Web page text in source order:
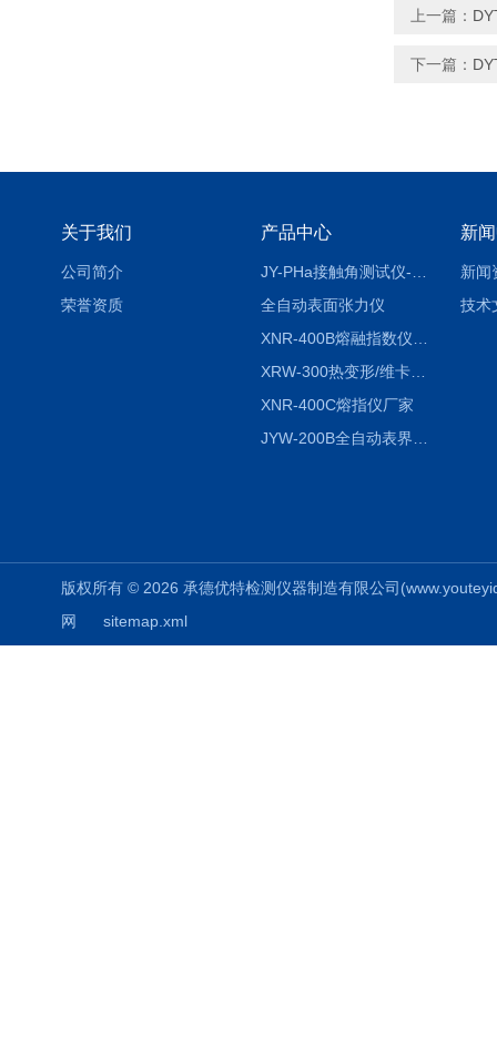
上一篇：
下一篇：
关于我们
公司简介
荣誉资质
产品中心
全自动表面张力仪
XRW-300热变形/维卡软化点温度测定仪
XNR-400C熔指仪厂家
新
新闻
技术
版权所有 © 2026 承德优特检测仪器制造有限公司
网
sitemap.xml